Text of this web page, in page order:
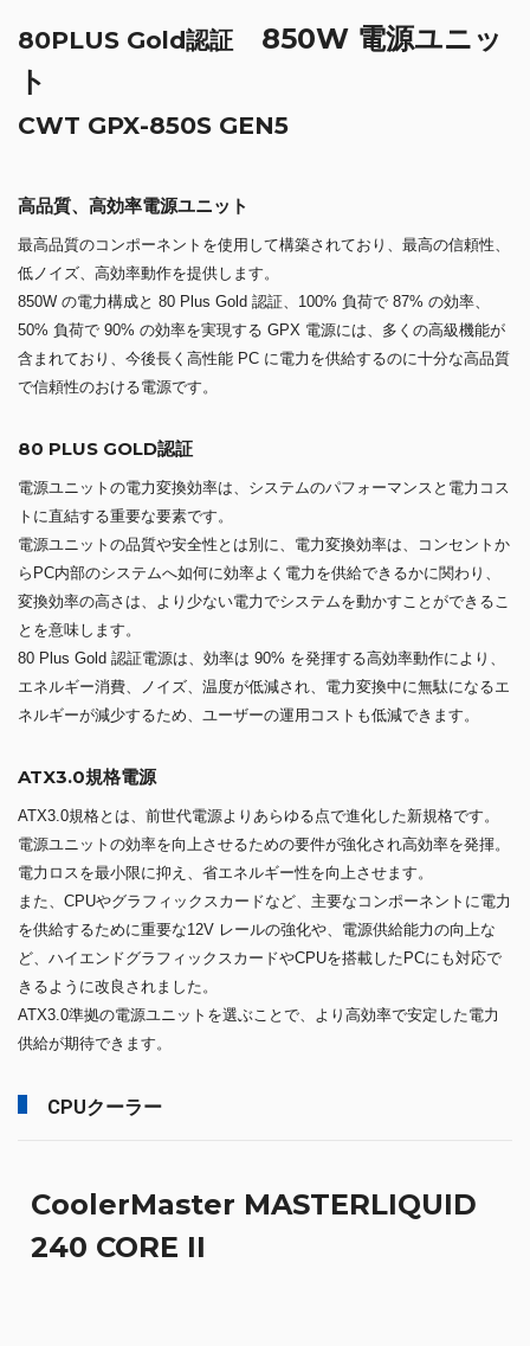
80PLUS Gold認証 850W 電源ユニッ
ト
CWT GPX-850S GEN5
高品質、高効率電源ユニット
最高品質のコンポーネントを使用して構築されており、最高の信頼性、
低ノイズ、高効率動作を提供します。
850W の電力構成と 80 Plus Gold 認証、100% 負荷で 87% の効率、
50% 負荷で 90% の効率を実現する GPX 電源には、多くの高級機能が
含まれており、今後長く高性能 PC に電力を供給するのに十分な高品質
で信頼性のおける電源です。
80 PLUS GOLD認証
電源ユニットの電力変換効率は、システムのパフォーマンスと電力コス
トに直結する重要な要素です。
電源ユニットの品質や安全性とは別に、電力変換効率は、コンセントか
らPC内部のシステムへ如何に効率よく電力を供給できるかに関わり、
変換効率の高さは、より少ない電力でシステムを動かすことができるこ
とを意味します。
80 Plus Gold 認証電源は、効率は 90% を発揮する高効率動作により、
エネルギー消費、ノイズ、温度が低減され、電力変換中に無駄になるエ
ネルギーが減少するため、ユーザーの運用コストも低減できます。
ATX3.0規格電源
ATX3.0規格とは、前世代電源よりあらゆる点で進化した新規格です。
電源ユニットの効率を向上させるための要件が強化され高効率を発揮。
電力ロスを最小限に抑え、省エネルギー性を向上させます。
また、CPUやグラフィックスカードなど、主要なコンポーネントに電力
を供給するために重要な12V レールの強化や、電源供給能力の向上な
ど、ハイエンドグラフィックスカードやCPUを搭載したPCにも対応で
きるように改良されました。
ATX3.0準拠の電源ユニットを選ぶことで、より高効率で安定した電力
供給が期待できます。
CPUクーラー
CoolerMaster MASTERLIQUID
240 CORE II